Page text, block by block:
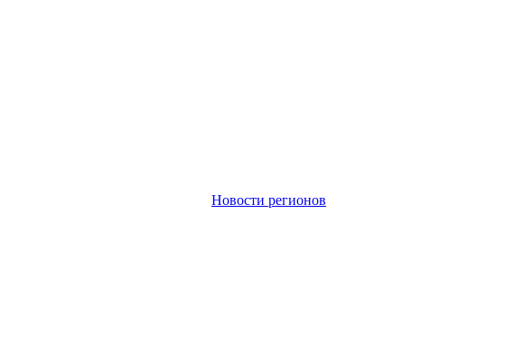
Новости регионов